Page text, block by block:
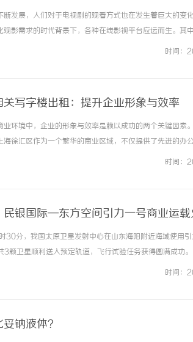
断发展，人们对于电视剧的观看方式也在发生着巨大的变
观影需求的时代背景下，各种在线影视平台应运而生。其
影视为观众提供了大量最新、最火的电视剧资源，让
时间：
关写字楼出租：提升企业形象与效率
业环境中，企业的形象与效率是赖以成功的两个关键因素
海徐汇区作为一个繁华的商业区域，不仅提供了先进的办
赁。在这里，企业可以找到理想的办公环境，提升自身的
时间：
民银国际—东方空间引力一号商业运载
30分，我国太原卫星发射中心在山东海阳附近海域使用
颗卫星顺利送入预定轨道，飞行试验任务获得圆满成功
制，实现了中国民商航天新的重大突破。扩充我国中型运
时间：
钠液体？
开店最怕“搜不到”为什么隔壁店铺没花钱，